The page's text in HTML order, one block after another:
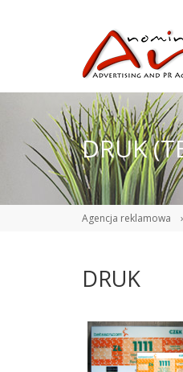
DRUK
Agencja reklamowa ›
DRUK